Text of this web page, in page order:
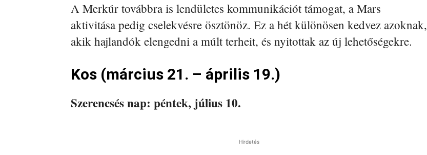
A Merkúr továbbra is lendületes kommunikációt támogat, a Mars
aktivitása pedig cselekvésre ösztönöz. Ez a hét különösen kedvez azoknak,
akik hajlandók elengedni a múlt terheit, és nyitottak az új lehetőségekre.
Kos (március 21. – április 19.)
Szerencsés nap: péntek, július 10.
Hirdetés